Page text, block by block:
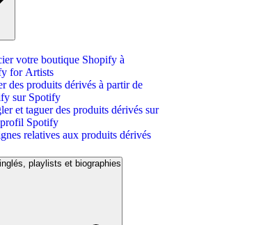
votre boutique Shopify à
for Artists
des produits dérivés à partir de
sur Spotify
et taguer des produits dérivés sur
Spotify
relatives aux produits dérivés
playlists et biographies